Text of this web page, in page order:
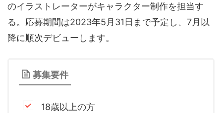
海外 演劇・舞台 特集企画 生成AI
音声（ボイス）
のイラストレーターがキャラクター制作を担当す
る。応募期間は2023年5月31日まで予定し、7月以
降に順次デビューします。
募集要件
18歳以上の方